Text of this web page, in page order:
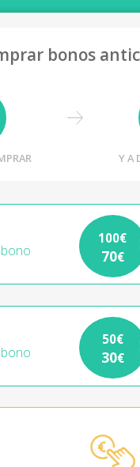
bonos
Y A
100€
70€
50€
30€